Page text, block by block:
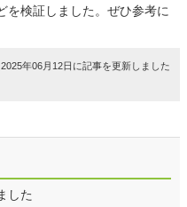
を検証しました。ぜひ参考に
年06月12日に記事を更新しました
した